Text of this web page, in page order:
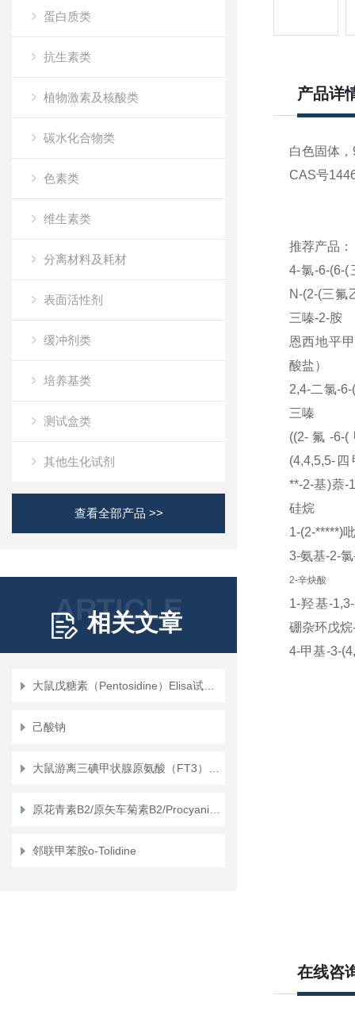
蛋白质类
抗生素类
植物激素及核酸类
碳水化合物类
色素类
维生素类
分离材料及耗材
表面活性剂
缓冲剂类
培养基类
测试盒类
其他生化试剂
查看全部产品 >>
ARTICLE
相关文章
己酸钠
邻联甲苯胺ο-Tolidine
产品详
白色固体
CAS号
推荐产品：
4-氯-6-(6-(
N-(2-(三氟
三嗪-2-胺
恩西地平
酸盐）
2,4-二氯-6-
三嗪
((2-氟 -6-(
(4,4,5,5-四
**-2-基)萘-
硅烷
1-(2-*****)
3-氨基-2-氯
2-辛炔酸
1-羟基-1,3-
硼杂环戊烷
4-甲基-3-
在线咨